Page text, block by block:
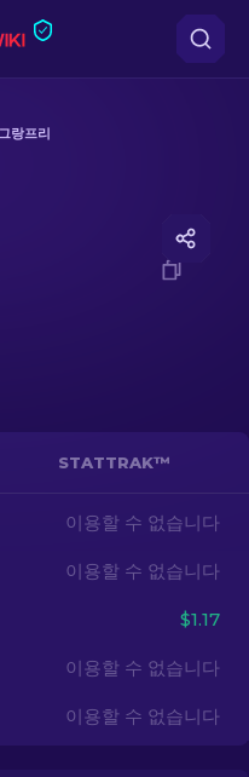
랑프리
STATTRAK™
이용할 수 없습니다
이용할 수 없습니다
$1.17
이용할 수 없습니다
이용할 수 없습니다